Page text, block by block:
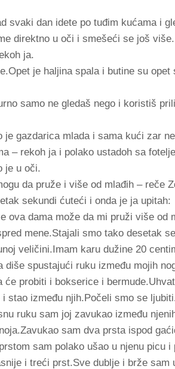
svaki dan idete po tuđim kućama i
direktno u oči i smešeći se još više.
ja.
je haljina spala i butine su
samo ne gledaš nego i koristiš
je gazdarica mlada i sama kući zar
– rekoh ja i polako ustadoh sa
je u oči.
da pruže i više od mlađih – reče
sekundi ćuteći i onda je ja upitah:
ova dama može da mi pruži više od
mene.Stajali smo tako desetak
veličini.Imam karu dužine 20
diše spustajući ruku između mojih
će probiti i bokserice i
stao između njih.Počeli smo se
ruku sam joj zavukao između
sam dva prsta ispod
sam polako ušao u njenu picu
i treći prst.Sve dublje i brže sam